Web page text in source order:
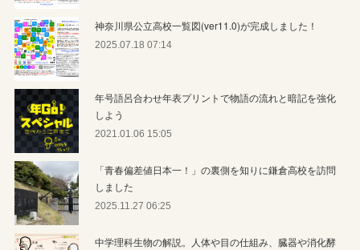
神奈川県公立高校一覧図(ver11.0)が完成しました！
2025.07.18 07:14
年号語呂合わせ年表プリントで物語の流れと暗記を強化
しよう
2021.01.06 15:05
「青春偏差値日本一！」の裏側を知りに鎌倉高校を訪問
しました
2025.11.27 06:25
中学理科生物の解説。人体や目の仕組み、臓器や消化酵